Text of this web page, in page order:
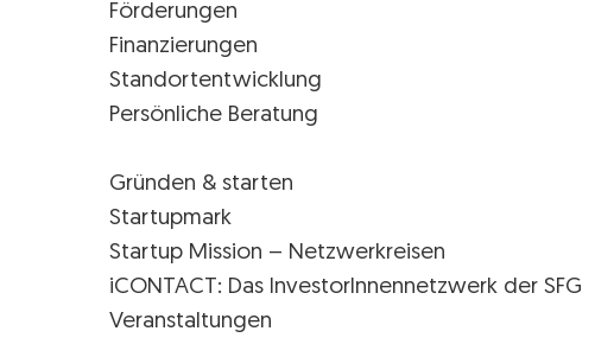
Förderungen
Finanzierungen
Standortentwicklung
Persönliche Beratung
Gründen & starten
Startupmark
Startup Mission – Netzwerkreisen
iCONTACT: Das InvestorInnennetzwerk der SFG
Veranstaltungen